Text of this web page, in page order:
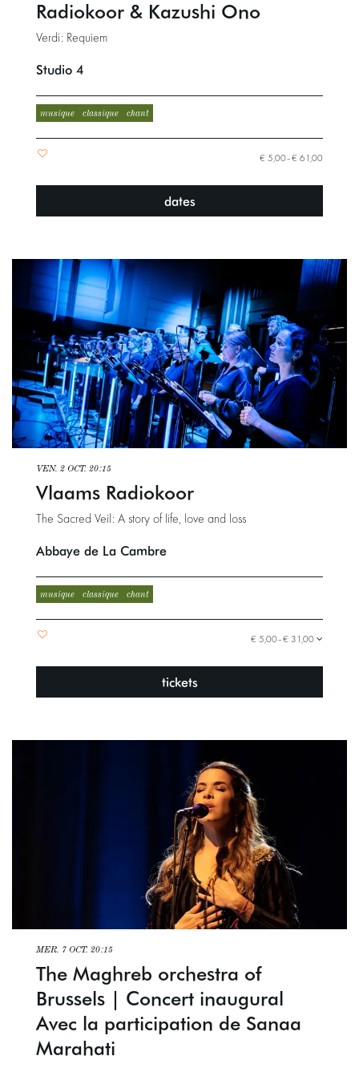
Radiokoor & Kazushi Ono
Verdi: Requiem
Studio 4
musique classique chant
€ 5,00–€ 61,00
dates
Vlaams Radiokoor
The Sacred Veil: A story of life, love and loss
VEN. 2 OCT. 20:15
Abbaye de La Cambre
musique classique chant
€ 5,00–€ 31,00
tickets
The Maghreb orchestra of
Brussels | Concert inaugural
Avec la participation de Sanaa
Marahati
MER. 7 OCT. 20:15